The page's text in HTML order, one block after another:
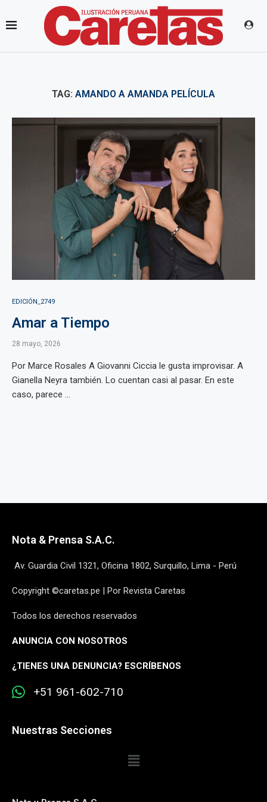
TAG: AMANDO A AMANDA PELÍCULA
EDICIÓN_2749
Amar a Tiempo
28 mayo, 2026
Por Marce Rosales A Giovanni Ciccia le gusta improvisar. A
Gianella Neyra también. Lo cuentan casi al pasar. En este
caso, parece ...
Nota & Prensa S.A.C.
Av. Guardia Civil 1321, Oficina 1802, Surquillo, Lima - Perú
Copyright ©caretas.pe | Por Revista Caretas
Todos los derechos reservados
ANUNCIA CON NOSOTROS
¿TIENES UNA DENUNCIA? ESCRÍBENOS
+51 961-602-710
Nuestras Secciones